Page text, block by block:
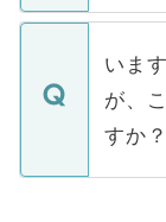
関を公
に、医
みを人
ていま
定を承
の辞退
個人情
で、ご
などで
ご本人
支援を
ている
いま
が、
すか？